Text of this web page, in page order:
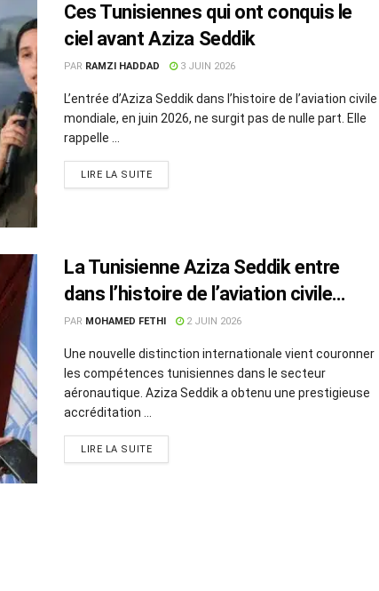
Ces Tunisiennes qui ont conquis le
ciel avant Aziza Seddik
PAR RAMZI HADDAD 3 JUIN 2026
L’entrée d’Aziza Seddik dans l’histoire de l’aviation civile
mondiale, en juin 2026, ne surgit pas de nulle part. Elle
rappelle ...
LIRE LA SUITE
La Tunisienne Aziza Seddik entre
dans l’histoire de l’aviation civile
mondiale
PAR MOHAMED FETHI 2 JUIN 2026
Une nouvelle distinction internationale vient couronner
les compétences tunisiennes dans le secteur
aéronautique. Aziza Seddik a obtenu une prestigieuse
accréditation ...
LIRE LA SUITE